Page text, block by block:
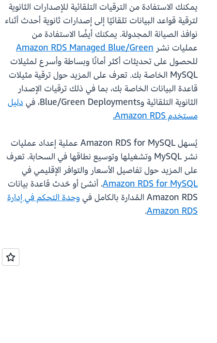
يمكنك الاستفادة من الترقيات التلقائية للإصدارات الثانوية
لترقية قواعد البيانات تلقائيًا إلى إصدارات ثانوية أحدث أثناء
نوافذ الصيانة المجدولة. يمكنك أيضًا الاستفادة من
عمليات نشر Amazon RDS Managed Blue/Green
للحصول على تحديثات أكثر أمانًا وبساطة وأسرع لمثيلات
MySQL الخاصة بك. تعرف على المزيد حول ترقية مثيلات
قاعدة البيانات الخاصة بك، بما في ذلك ترقيات الإصدار
الثانوية التلقائية وBlue/Green Deployments، في
دليل
مستخدم Amazon RDS.
يُسهل Amazon RDS for MySQL عملية إعداد عمليات
نشر MySQL وتشغيلها وتوسيع نطاقها في السحابة. تعرف
على المزيد حول تفاصيل الأسعار والتوافر الإقليمي في
Amazon RDS for MySQL. أنشئ أو حّدث قاعدة بيانات
Amazon RDS المُدارة بالكامل في
وحدة التحكم في إدارة
Amazon RDS
.